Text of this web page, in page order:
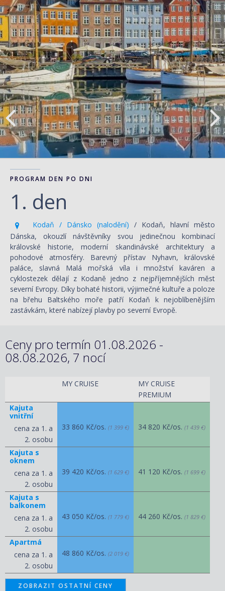
PROGRAM DEN PO DNI
1. den
Kodaň / Dánsko (nalodění) / Kodaň, hlavní město
Dánska, okouzlí návštěvníky svou jedinečnou kombinací
královské historie, moderní skandinávské architektury a
pohodové atmosféry. Barevný přístav Nyhavn, královské
paláce, slavná Malá mořská víla i množství kaváren a
cyklostezek dělají z Kodaně jedno z nejpříjemnějších měst
severní Evropy. Díky bohaté historii, výjimečné kultuře a poloze
na břehu Baltského moře patří Kodaň k nejoblíbenějším
zastávkám, které nabízejí plavby po severní Evropě.
Ceny pro termín 01.08.2026 -
08.08.2026, 7 nocí
MY CRUISE
MY CRUISE
PREMIUM
Kajuta
vnitřní
cena za 1. a
2. osobu
33 860 Kč/os. (1 399 €) 34 820 Kč/os. (1 439 €)
Kajuta s
oknem
cena za 1. a
2. osobu
39 420 Kč/os. (1 629 €) 41 120 Kč/os. (1 699 €)
Kajuta s
balkonem
cena za 1. a
2. osobu
43 050 Kč/os. (1 779 €) 44 260 Kč/os. (1 829 €)
Apartmá
cena za 1. a
2. osobu
48 860 Kč/os. (2 019 €)
ZOBRAZIT OSTATNÍ CENY